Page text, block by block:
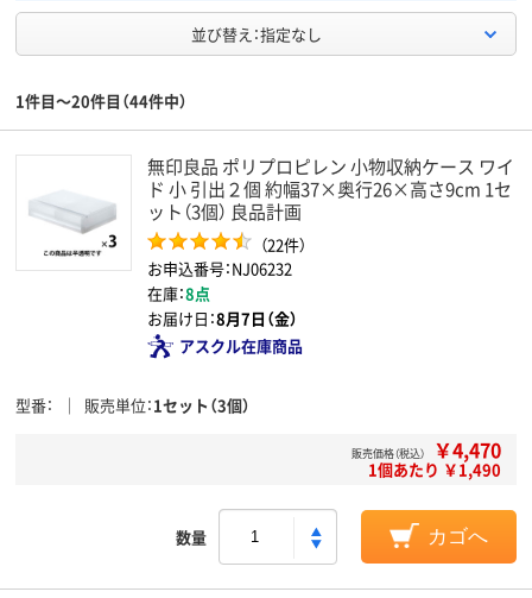
並び替え：指定なし
1件目～20件目（44件中）
無印良品 ポリプロピレン 小物収納ケース ワイ
ド 小 引出２個 約幅37×奥行26×高さ9cm 1セ
ット（3個） 良品計画
（22件）
お申込番号：NJ06232
在庫：8点
お届け日：8月7日（金）
アスクル在庫商品
型番 販売単位 1セット（3個）
販売価格（税込） ￥4,470
1個あたり ￥1,490
数量 カゴへ